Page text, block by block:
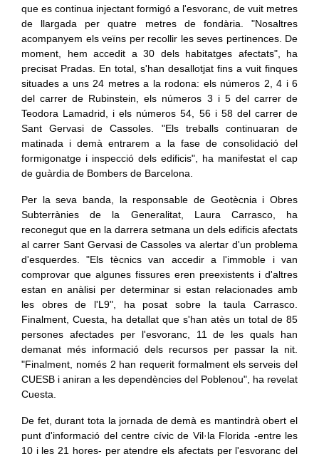
que es continua injectant formigó a l'esvoranc, de vuit metres
de llargada per quatre metres de fondària. "Nosaltres
acompanyem els veïns per recollir les seves pertinences. De
moment, hem accedit a 30 dels habitatges afectats", ha
precisat Pradas. En total, s'han desallotjat fins a vuit finques
situades a uns 24 metres a la rodona: els números 2, 4 i 6
del carrer de Rubinstein, els números 3 i 5 del carrer de
Teodora Lamadrid, i els números 54, 56 i 58 del carrer de
Sant Gervasi de Cassoles. "Els treballs continuaran de
matinada i demà entrarem a la fase de consolidació del
formigonatge i inspecció dels edificis", ha manifestat el cap
de guàrdia de Bombers de Barcelona.
Per la seva banda, la responsable de Geotècnia i Obres
Subterrànies de la Generalitat, Laura Carrasco, ha
reconegut que en la darrera setmana un dels edificis afectats
al carrer Sant Gervasi de Cassoles va alertar d'un problema
d'esquerdes. "Els tècnics van accedir a l'immoble i van
comprovar que algunes fissures eren preexistents i d'altres
estan en anàlisi per determinar si estan relacionades amb
les obres de l'L9", ha posat sobre la taula Carrasco.
Finalment, Cuesta, ha detallat que s'han atès un total de 85
persones afectades per l'esvoranc, 11 de les quals han
demanat més informació dels recursos per passar la nit.
"Finalment, només 2 han requerit formalment els serveis del
CUESB i aniran a les dependències del Poblenou", ha revelat
Cuesta.
De fet, durant tota la jornada de demà es mantindrà obert el
punt d'informació del centre cívic de Vil·la Florida -entre les
10 i les 21 hores- per atendre els afectats per l'esvoranc del